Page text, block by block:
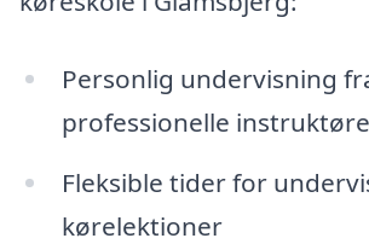
Personlig undervisning
professionelle
Fleksible tider for
kørelektioner